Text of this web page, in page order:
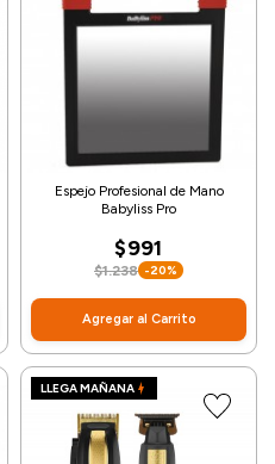
Espejo Profesional de Mano
Babyliss Pro
$991
$1.238 -20%
Agregar al Carrito
LLEGA MAÑANA